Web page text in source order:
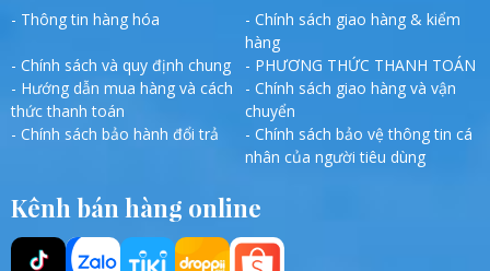
- Thông tin hàng hóa
- Chính sách giao hàng & kiểm
hàng
- Chính sách và quy định chung
- PHƯƠNG THỨC THANH TOÁN
- Hướng dẫn mua hàng và cách
thức thanh toán
- Chính sách giao hàng và vận
chuyển
- Chính sách bảo hành đổi trả
- Chính sách bảo vệ thông tin cá
nhân của người tiêu dùng
Kênh bán hàng online